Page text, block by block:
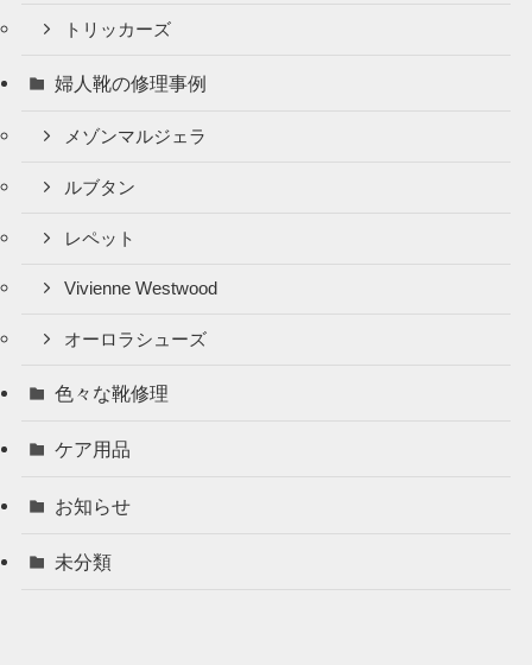
トリッカーズ
婦人靴の修理事例
メゾンマルジェラ
ルブタン
レペット
Vivienne Westwood
オーロラシューズ
色々な靴修理
ケア用品
お知らせ
未分類